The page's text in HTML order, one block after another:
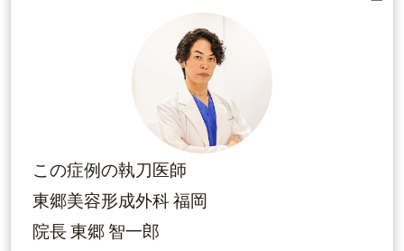
この症例の執刀医師
東郷美容形成外科 福岡
院長 東郷 智一郎